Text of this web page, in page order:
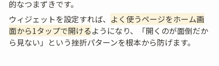
的なつまずきです。
ウィジェットを設定すれば、 よく使うページをホーム画
面から1タップで開けるようになり、「開くのが面倒だか
ら見ない」という挫折パターンを根本から防げます。